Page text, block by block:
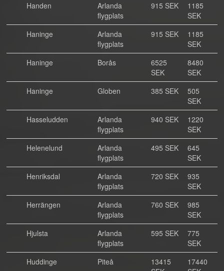
Handen
Arlanda
flygplats
915 SEK
1185
SEK
Haninge
Arlanda
flygplats
915 SEK
1185
SEK
Haninge
Borås
6525
SEK
8480
SEK
Haninge
Globen 385 SEK
505
SEK
Hasseludden
Arlanda
flygplats
940 SEK
1220
SEK
Helenelund
Arlanda
flygplats
495 SEK
645
SEK
Henriksdal
Arlanda
flygplats
720 SEK
935
SEK
Herrängen
Arlanda
flygplats
760 SEK
985
SEK
Hjulsta
Arlanda
flygplats
595 SEK
775
SEK
Huddinge
Piteå
13415
17440